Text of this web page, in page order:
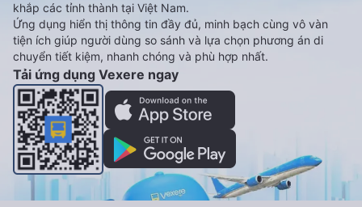
khắp các tỉnh thành tại Việt Nam.
Ứng dụng hiển thị thông tin đầy đủ, minh bạch cùng vô vàn
tiện ích giúp người dùng so sánh và lựa chọn phương án di
chuyển tiết kiệm, nhanh chóng và phù hợp nhất.
Tải ứng dụng Vexere ngay